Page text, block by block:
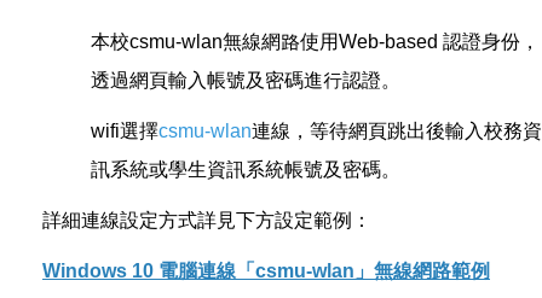
本校csmu-wlan無線網路使用Web-based 認證身份，
透過網頁輸入帳號及密碼進行認證。
wifi選擇csmu-wlan連線，等待網頁跳出後輸入校務資
訊系統或學生資訊系統帳號及密碼。
詳細連線設定方式詳見下方設定範例：
Windows 10 電腦連線「csmu-wlan」無線網路範例